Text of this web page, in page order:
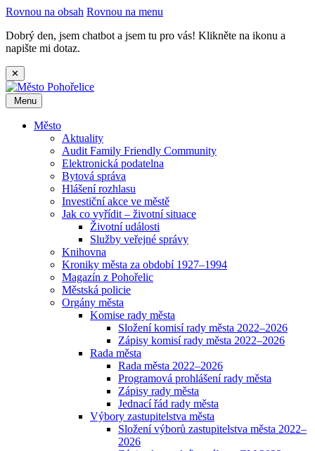
Rovnou na obsah Rovnou na menu
Dobrý den, jsem chatbot a jsem tu pro vás! Klikněte na ikonu a
napište mi dotaz.
✕
Menu
Město
Aktuality
Audit Family Friendly Community
Elektronická podatelna
Bytová správa
Hlášení rozhlasu
Investiční akce ve městě
Jak co vyřídit – životní situace
Životní události
Služby veřejné správy
Knihovna
Kroniky města za období 1927–1994
Magazín z Pohořelic
Městská policie
Orgány města
Komise rady města
Složení komisí rady města 2022–2026
Zápisy komisí rady města 2022–2026
Rada města
Rada města 2022–2026
Programová prohlášení rady města
Zápisy rady města
Jednací řád rady města
Výbory zastupitelstva města
Složení výborů zastupitelstva města 2022–
2026